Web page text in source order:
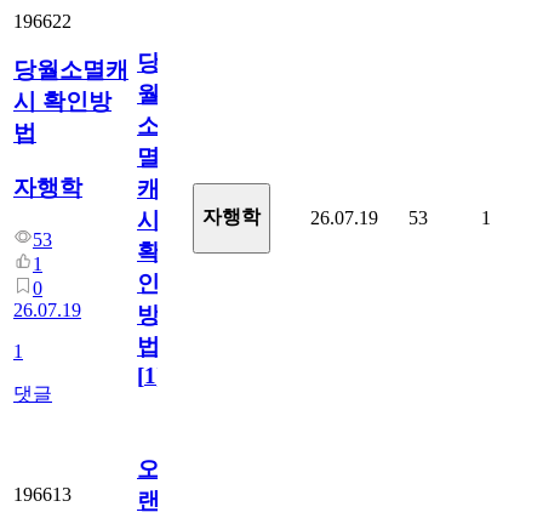
196622
당월소멸캐
시 확인방
법
자행학
53
1
0
26.07.19
1
댓글
당
월
소
멸
캐
시
확
인
방
법
[1]
자행학 26.07.19 53 1
196613
오
랜